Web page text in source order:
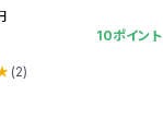
10ポイント
(2)